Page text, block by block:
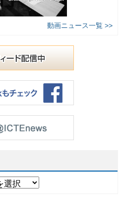
動画ニュース一覧 >>